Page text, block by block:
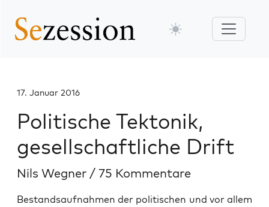
17. Januar 2016
Politische Tektonik,
gesellschaftliche Drift
Nils Wegner / 75 Kommentare
Bestandsaufnahmen der politischen und vor allem